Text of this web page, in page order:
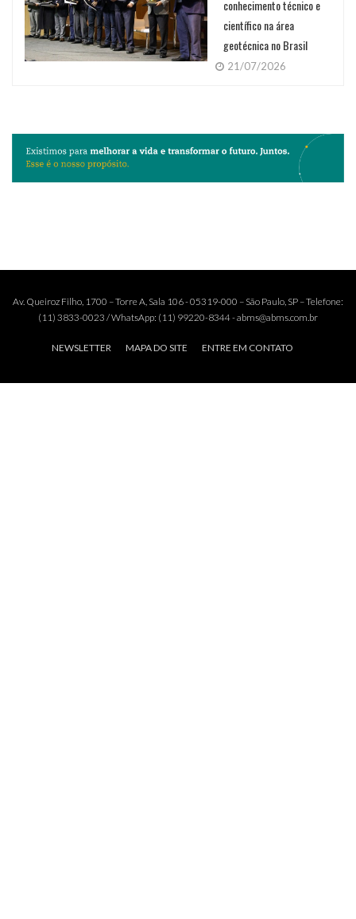
conhecimento técnico e
científico na área
geotécnica no Brasil
21/07/2026
Av. Queiroz Filho, 1700 – Torre A, Sala 106 - 05319-000 – São Paulo, SP – Telefone:
(11) 3833-0023 / WhatsApp: (11) 99220-8344 - abms@abms.com.br
NEWSLETTER MAPA DO SITE ENTRE EM CONTATO